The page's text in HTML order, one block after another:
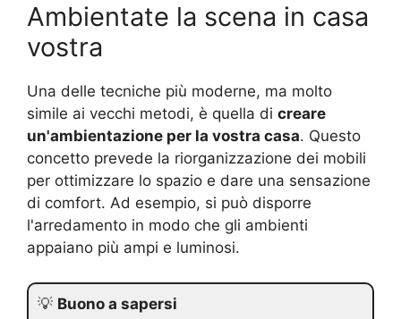
Ambientate la scena in casa
vostra
Una delle tecniche più moderne, ma molto
simile ai vecchi metodi, è quella di creare
un'ambientazione per la vostra casa. Questo
concetto prevede la riorganizzazione dei mobili
per ottimizzare lo spazio e dare una sensazione
di comfort. Ad esempio, si può disporre
l'arredamento in modo che gli ambienti
appaiano più ampi e luminosi.
💡 Buono a sapersi